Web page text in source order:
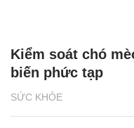
SỨC KHỎE
Kiểm soát chó
biến phức tạp